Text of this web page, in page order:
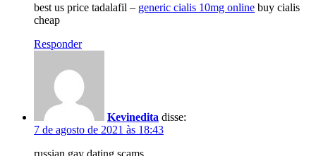
best us price tadalafil – generic cialis 10mg online buy cialis
cheap
Responder
Kevinedita disse:
7 de agosto de 2021 às 18:43
russian gay dating scams